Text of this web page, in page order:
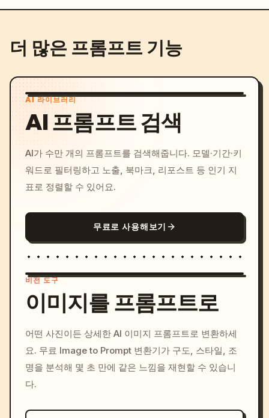
더 많은 프롬프트 기능
AI 라이브러리
AI 프롬프트 검색
AI가 수만 개의 프롬프트를 검색해줍니다. 모델·기간·키
워드로 필터링하고 노출, 북마크, 리포스트 등 인기 지
표로 정렬할 수 있어요.
무료로 사용해보기
c, cyberpunk sunset, neon
colors, 8k --v 6.0
비전 도구
이미지를 프롬프트로
어떤 사진이든 상세한 AI 이미지 프롬프트로 변환하세
요. 무료 Image to Prompt 변환기가 구도, 스타일, 조
명을 분석해 몇 초 만에 같은 느낌을 재현할 수 있습니
다.